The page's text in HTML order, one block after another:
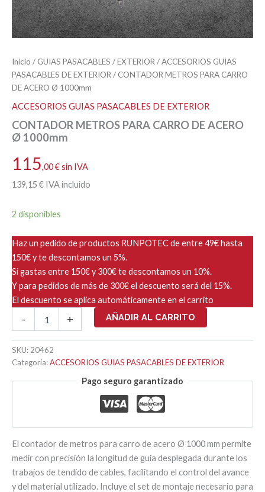
Inicio / GUIAS PASACABLES /EXTERIOR /ACCESORIOS GUIAS
PASACABLES DE EXTERIOR / CONTADOR METROS PARA CARRO
DE ACERO Ø 1000mm
ACCESORIOS GUIAS PASACABLES DE EXTERIOR
CONTADOR METROS PARA CARRO DE ACERO
Ø 1000mm
115,00€sin IVA
139,15 € IVA incluido
2 disponibles
Haz un pedido de productos RUNPOTEC de entre 49€ hasta
150€ y te descontamos un 5%.
Si gastas entre 150€ y 300€ te descontamos un 10%.
Y para pedidos de más de 300€ el descuento será del 15%.
El descuento se aplica automáticamente en el carrito
-
METROS
CARRO
DE
Ø
+ AÑADIR AL CARRITO
SKU: 20462
Categoría:ACCESORIOS GUIAS PASACABLES DE EXTERIOR
Pago seguro garantizado
El contador de metros para carro de acero Ø 1000 mm permite
medir con precisión la longitud de guía desplegada durante los
trabajos de tendido de cables, facilitando el control del avance
y del material utilizado. Incluye el set de montaje necesario para